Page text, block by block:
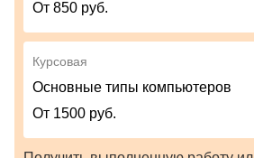
От 850 руб.
Курсовая
Основные типы компьютеров
От 1500 руб.